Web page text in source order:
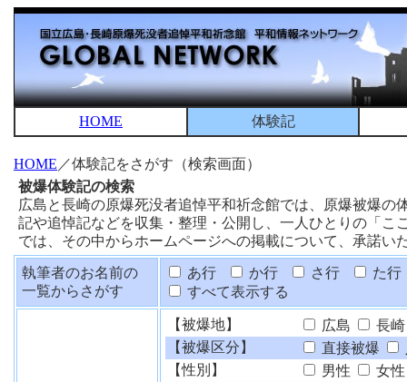
HOME 体験記
HOME ／体験記をさがす（検索画面）
被爆体験記の検索
広島と長崎の原爆死没者追悼平和祈念館では、原爆被爆
記や追悼記などを収集・整理・公開し、一人ひとりの「
では、その中からホームページへの掲載について、承諾い
執筆者のお名前の
一覧からさがす
あ行 か行 さ行
た行
すべて表示する
【被爆地】 広島
長崎
【被爆区分】
直接被爆
【性別】
男性
女性